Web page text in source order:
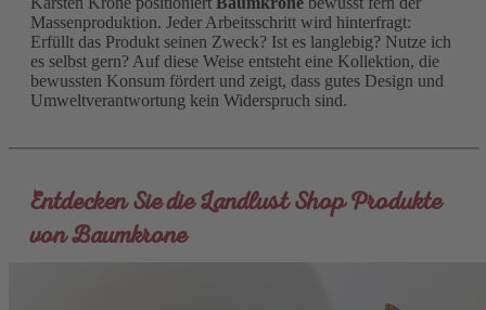
Massenproduktion. Jeder Arbeitsschritt wird hinterfragt:
Erfüllt das Produkt seinen Zweck? Ist es langlebig? Nutze ich
es selbst gern? Auf diese Weise entsteht eine Kollektion, die
bewussten Konsum fördert und zeigt, dass gutes Design und
Umweltverantwortung kein Widerspruch sind.
Entdecken Sie die Landlust Shop Produkte
von Baumkrone